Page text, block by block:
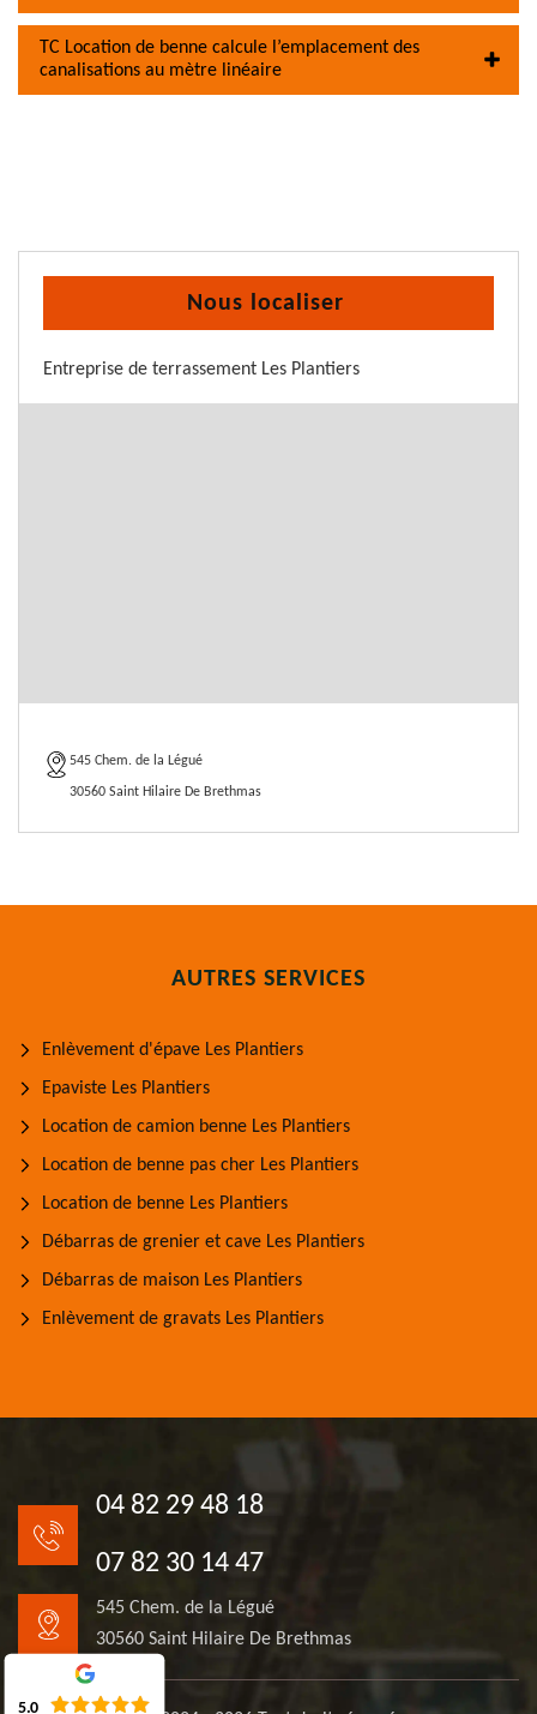
TC Location de benne calcule l’emplacement des
canalisations au mètre linéaire
Nous localiser
Entreprise de terrassement Les Plantiers
545 Chem. de la Légué
30560 Saint Hilaire De Brethmas
AUTRES SERVICES
Enlèvement d'épave Les Plantiers
Epaviste Les Plantiers
Location de camion benne Les Plantiers
Location de benne pas cher Les Plantiers
Location de benne Les Plantiers
Débarras de grenier et cave Les Plantiers
Débarras de maison Les Plantiers
Enlèvement de gravats Les Plantiers
04 82 29 48 18
07 82 30 14 47
545 Chem. de la Légué
30560 Saint Hilaire De Brethmas
5.0